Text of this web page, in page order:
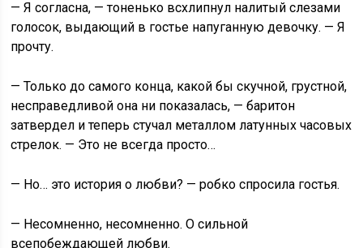
— Я согласна, — тоненько всхлипнул налитый слезами
голосок, выдающий в гостье напуганную девочку. — Я
прочту.
— Только до самого конца, какой бы скучной, грустной,
несправедливой она ни показалась, — баритон
затвердел и теперь стучал металлом латунных часовых
стрелок. — Это не всегда просто…
— Но… это история о любви? — робко спросила гостья.
— Несомненно, несомненно. О сильной
всепобеждающей любви.